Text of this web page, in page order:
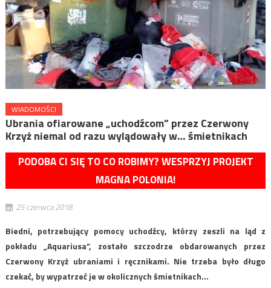
WIADOMOŚCI
Ubrania ofiarowane „uchodźcom” przez Czerwony
Krzyż niemal od razu wylądowały w… śmietnikach
PODOBA CI SIĘ TO CO ROBIMY? WESPRZYJ PROJEKT
MAGNA POLONIA!
25 czerwca 2018
Biedni, potrzebujący pomocy uchodźcy, którzy zeszli na ląd z
pokładu „Aquariusa”, zostało szczodrze obdarowanych przez
Czerwony Krzyż ubraniami i ręcznikami. Nie trzeba było długo
czekać, by wypatrzeć je w okolicznych śmietnikach…